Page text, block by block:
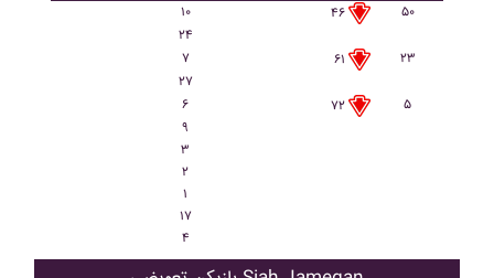
۱۰ ۴۶
۵۰
۲۴
۷
۶۱
۲۳
۲۷
۶
۷۲
۵
۹
۳
۲
۱
۱۷
۴